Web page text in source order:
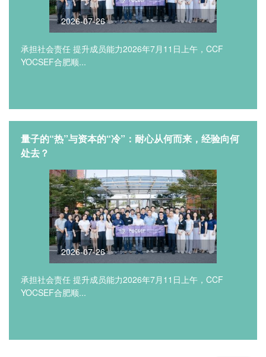
2026-07-26
承担社会责任 提升成员能力2026年7月11日上午，CCF
YOCSEF合肥顺...
量子的“热”与资本的“冷”：耐心从何而来，经验向何
处去？
2026-07-26
承担社会责任 提升成员能力2026年7月11日上午，CCF
YOCSEF合肥顺...